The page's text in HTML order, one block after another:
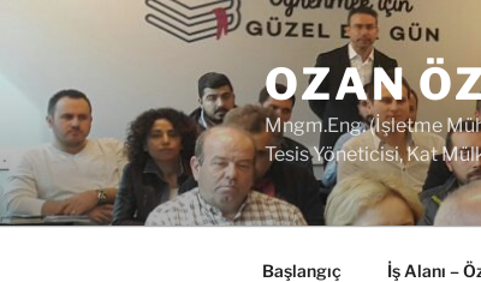
OZAN
Mngm.Eng. (İşletme
Tesis Yöneticisi, Kat
Başlangıç İş Alanı –